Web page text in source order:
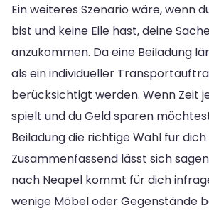
Ein weiteres Szenario wäre, wenn
bist und keine Eile hast, deine
anzukommen. Da eine Beiladung
als ein individueller
berücksichtigt werden. Wenn Zeit
spielt und du Geld sparen
Beiladung die richtige Wahl für dich
Zusammenfassend lässt sich
nach Neapel kommt für dich
wenige Möbel oder Gegenstände